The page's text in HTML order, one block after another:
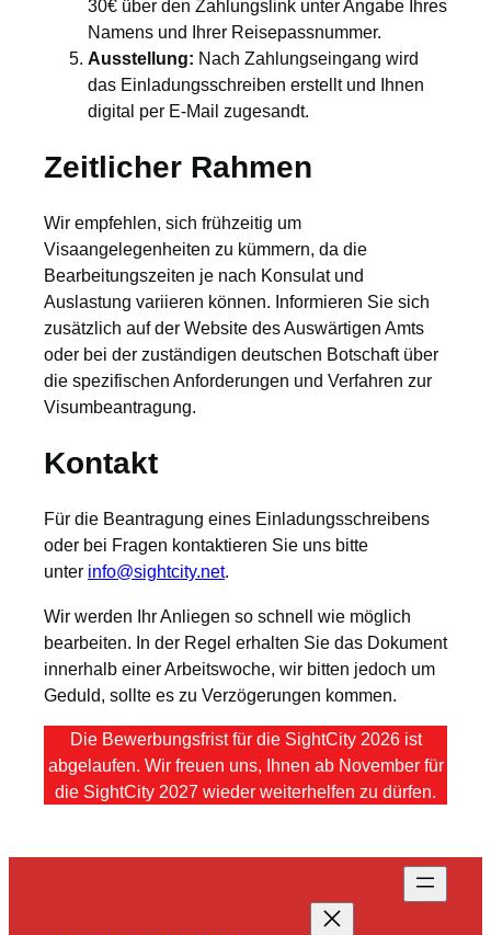
30€ über den Zahlungslink unter Angabe Ihres
Namens und Ihrer Reisepassnummer.
Ausstellung: Nach Zahlungseingang wird
das Einladungsschreiben erstellt und Ihnen
digital per E-Mail zugesandt.
Zeitlicher Rahmen
Wir empfehlen, sich frühzeitig um
Visaangelegenheiten zu kümmern, da die
Bearbeitungszeiten je nach Konsulat und
Auslastung variieren können. Informieren Sie sich
zusätzlich auf der Website des Auswärtigen Amts
oder bei der zuständigen deutschen Botschaft über
die spezifischen Anforderungen und Verfahren zur
Visumbeantragung.
Kontakt
Für die Beantragung eines Einladungsschreibens
oder bei Fragen kontaktieren Sie uns bitte
unter info@sightcity.net.
Wir werden Ihr Anliegen so schnell wie möglich
bearbeiten. In der Regel erhalten Sie das Dokument
innerhalb einer Arbeitswoche, wir bitten jedoch um
Geduld, sollte es zu Verzögerungen kommen.
Die Bewerbungsfrist für die SightCity 2026 ist
abgelaufen. Wir freuen uns, Ihnen ab November für
die SightCity 2027 wieder weiterhelfen zu dürfen.